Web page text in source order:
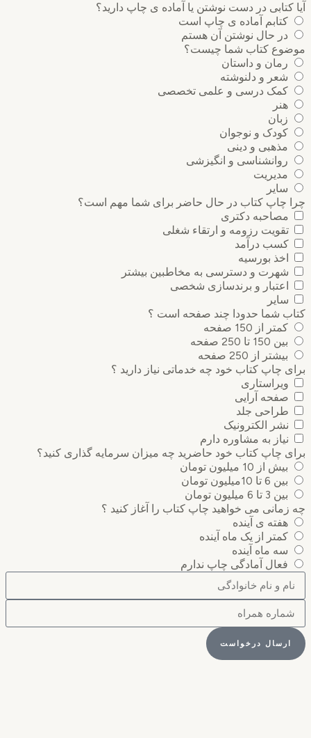
کتابی در دست نوشتن یا آماده ی چاپ دارید؟
کتابم آماده ی چاپ است
در حال نوشتن آن هستم
کتاب شما چیست؟
رمان و داستان
شعر و دلنوشته
کمک درسی و علمی تخصصی
هنر
زبان
کودک و نوجوان
مذهبی و دینی
روانشناسی و انگیزشی
مدیریت
سایر
چاپ کتاب در حال حاضر برای شما مهم است؟
مصاحبه دکتری
تقویت رزومه و ارتقاء شغلی
کسب درآمد
اخذ بورسیه
شهرت و دسترسی به مخاطبین بیشتر
اعتبار و برندسازی شخصی
سایر
شما حدودا چند صفحه است ؟
کمتر از 150 صفحه
بین 150 تا 250 صفحه
بیشتر از 250 صفحه
چاپ کتاب خود چه خدماتی نیاز دارید ؟
ویراستاری
صفحه آرایی
طراحی جلد
نشر الکترونیک
نیاز به مشاوره دارم
چاپ کتاب خود حاضرید چه میزان سرمایه گذاری ‌کنید؟
بیش از 10 میلیون تومان
بین 6 تا 10میلیون تومان
بین 3 تا 6 میلیون تومان
می خواهید چاپ کتاب را آغاز کنید ؟
هفته ی آینده
کمتر از یک ماه آینده
سه ماه آینده
فعال آمادگی چاپ ندارم
درخواست